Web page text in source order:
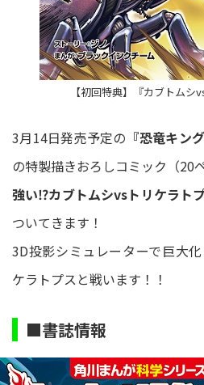
【初回特典】『カブトムシ
3月14日発売予定の 『恐竜キン
の特製描きおろしコミック（20
強い⁉カブトムシvsトリケラト
ついてきます！
3D投影シミュレーターで巨大
ケラトプスと戦います！！
■書誌情報